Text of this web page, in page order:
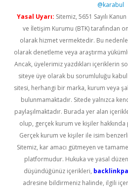
@karabul
Yasal Uyarı: Sitemiz, 5651 Sayılı
ve İletişim Kurumu (BTK) tarafından
olarak hizmet vermektedir. Bu
olarak denetleme veya araştırma
Ancak, üyelerimiz yazdıkları içeriklerin
siteye üye olarak bu sorumluluğu
sitesi, herhangi bir marka, kurum veya
bulunmamaktadır. Sitede yalnızca
paylaşılmaktadır. Burada yer alan
olup, gerçek kurum ve kişiler hakkında
Gerçek kurum ve kişiler ile isim
Sitemiz, kar amacı gütmeyen ve
platformudur. Hukuka ve yasal
düşündüğünüz içerikleri,
adresine bildirmeniz halinde, ilgili